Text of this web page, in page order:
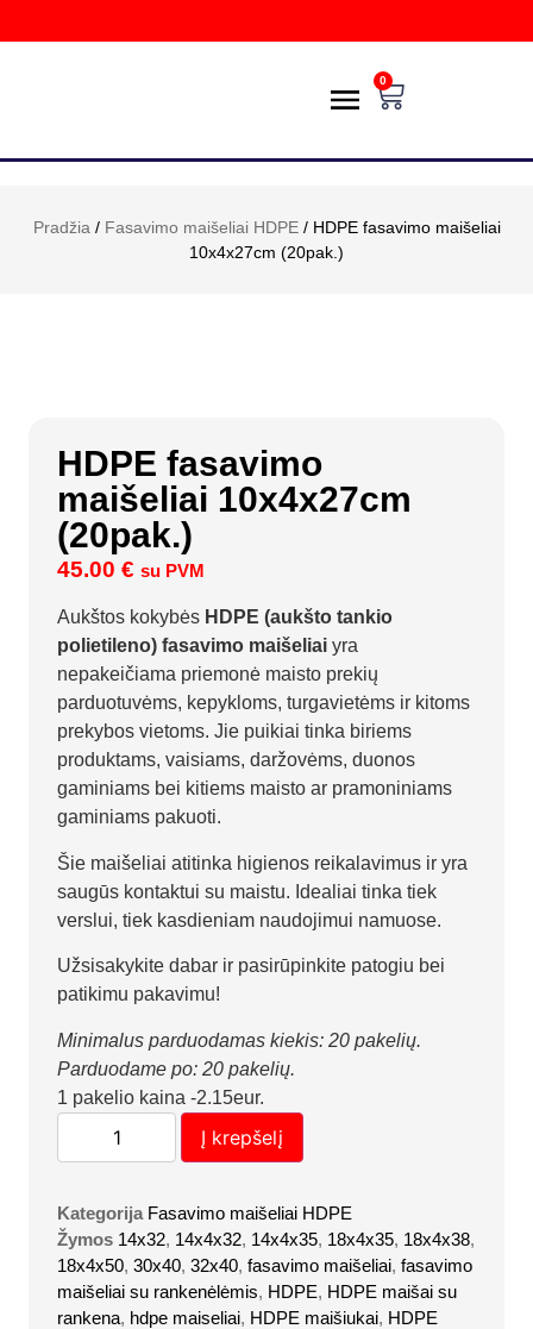
0
Pradžia / Fasavimo maišeliai HDPE/ HDPE fasavimo maišeliai
10x4x27cm (20pak.)
HDPE fasavimo
maišeliai 10x4x27cm
(20pak.)
45.00 € su PVM
Aukštos kokybės HDPE (aukšto tankio
polietileno) fasavimo maišeliai yra
nepakeičiama priemonė maisto prekių
parduotuvėms, kepykloms, turgavietėms ir kitoms
prekybos vietoms. Jie puikiai tinka biriems
produktams, vaisiams, daržovėms, duonos
gaminiams bei kitiems maisto ar pramoniniams
gaminiams pakuoti.
Šie maišeliai atitinka higienos reikalavimus ir yra
saugūs kontaktui su maistu. Idealiai tinka tiek
verslui, tiek kasdieniam naudojimui namuose.
Užsisakykite dabar ir pasirūpinkite patogiu bei
patikimu pakavimu!
Minimalus parduodamas kiekis: 20 pakelių.
Parduodame po: 20 pakelių.
1 pakelio kaina -2.15eur.
Į krepšelį
Kategorija Fasavimo maišeliai HDPE
Žymos 14x32, 14x4x32, 14x4x35, 18x4x35, 18x4x38,
18x4x50, 30x40, 32x40, fasavimo maišeliai, fasavimo
maišeliai su rankenėlėmis, HDPE, HDPE maišai su
rankena, hdpe maiseliai, HDPE maišiukai, HDPE